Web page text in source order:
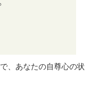
で、あなたの自尊心の状